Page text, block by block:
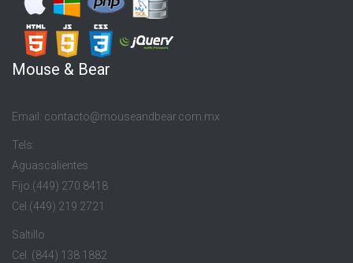
Mouse & Bear
Email: contacto@mouseandbear.com.mx
Tels:
Aguascalientes
Fijo.(449) 270 8418
Cel.(449) 219 2721
Saltillo
Cel. (844) 138 1882